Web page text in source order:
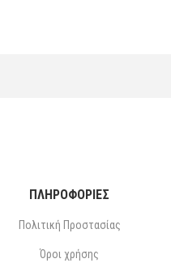
ΠΛΗΡΟΦΟΡΙΕΣ
Πολιτική Προστασίας
Όροι χρήσης